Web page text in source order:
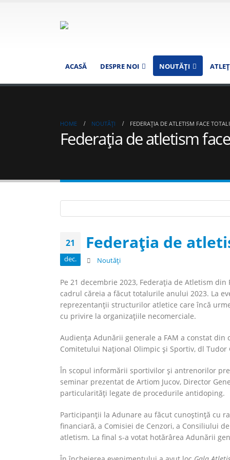
ACASĂ DESPRE NOI NOUTĂȚI
HOME NOUTĂȚI FEDERAȚIA DE ATLETISM FACE
Federația de atletism
21
dec.
Federația de
Noutăți
Pe 21 decembrie 2023, Federația de Atletism
cadrul căreia a făcut totalurile anului 2023. La
reprezentanții structurilor atletice care încă
cu privire la organizațiile necomerciale.
Audiența Adunării generale a FAM a constat
Comitetului Național Olimpic și Sportiv, dl
În scopul informării sportivilor și antrenorilor
seminar prezentat de Artiom Jucov, Director
particularități legate de procedurile antidoping.
Participanții la Adunare au făcut cunoștință cu
financiară, a Comisiei de Cenzori, a Consiliului
atletism. La final s-a votat hotărârea Adunării